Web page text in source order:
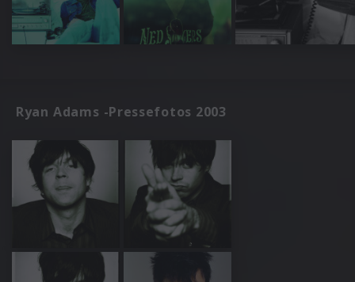
Ryan Adams -Pressefotos 2003